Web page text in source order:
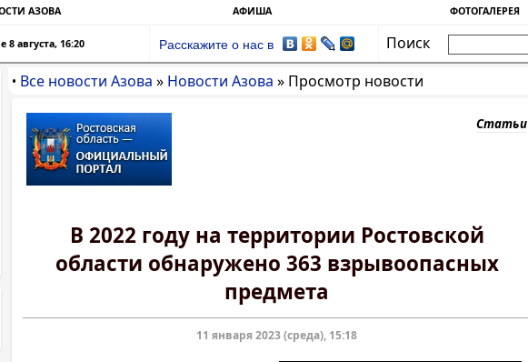
АЗОВА АФИША ФОТОГАЛЕРЕЯ
8 августа, 16:20 Расскажите о нас в
Поиск
• Все новости Азова » Новости Азова » Просмотр новости
Статьи
В 2022 году на территории Ростовской
области обнаружено 363 взрывоопасных
предмета
11 января 2023 (среда), 15:18